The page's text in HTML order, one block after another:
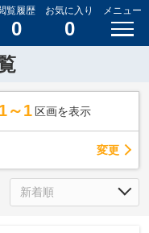
覧履歴
0
お気に入り
0
メニュー
1～1 区画を表示
変更